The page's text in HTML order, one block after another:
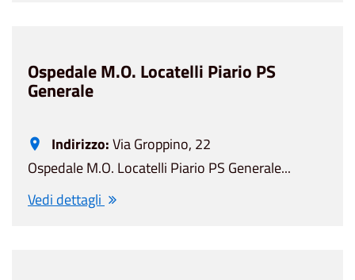
Ospedale M.O. Locatelli Piario PS
Generale
Indirizzo:Via Groppino, 22
Ospedale M.O. Locatelli Piario PS Generale...
Vedi dettagli